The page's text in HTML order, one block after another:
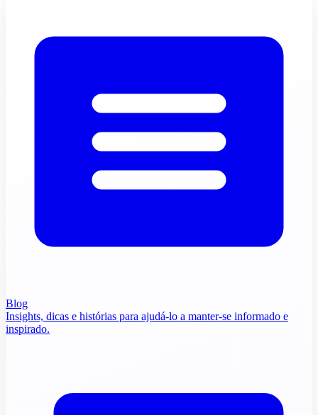
Blog
Insights, dicas e histórias para ajudá-lo a manter-se informado e
inspirado.